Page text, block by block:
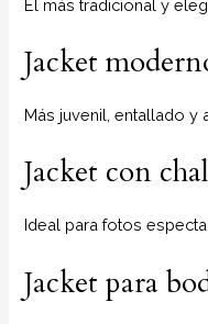
El más tradicional y
Jacket
Más juvenil, entallado y
Jacket con
Ideal para fotos
Jacket para